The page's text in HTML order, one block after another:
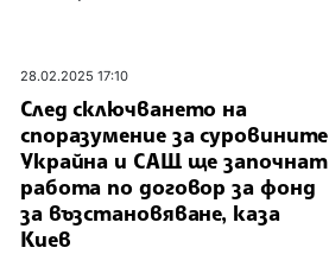
28.02.2025 17:10
След сключването на
споразумение за суровините
Украйна и САЩ ще започнат
работа по договор за фонд
за възстановяване, каза
Киев